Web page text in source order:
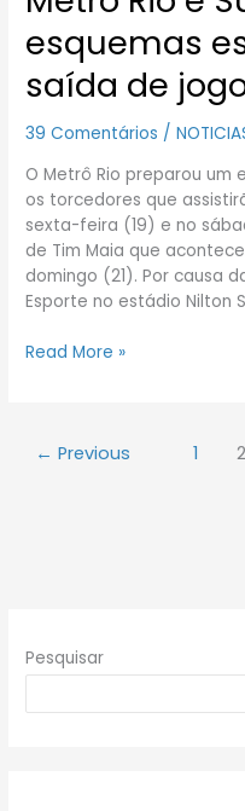
esquemas
saída de
39 Comentários /
O Metrô Rio preparou
os torcedores que
sexta-feira (19) e no
de Tim Maia que
domingo (21). Por causa
Esporte no estádio Nilton
Rio
e
SuperVia
terão
especiais
para
saída
de
jogos
de
futebol
Read More »
← Previous 1 2
Pesquisar